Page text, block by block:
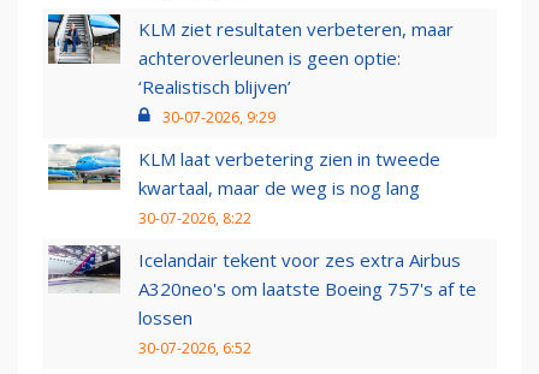
KLM ziet resultaten verbeteren, maar
achteroverleunen is geen optie:
‘Realistisch blijven’
30-07-2026, 9:29
KLM laat verbetering zien in tweede
kwartaal, maar de weg is nog lang
30-07-2026, 8:22
Icelandair tekent voor zes extra Airbus
A320neo's om laatste Boeing 757's af te
lossen
30-07-2026, 6:52